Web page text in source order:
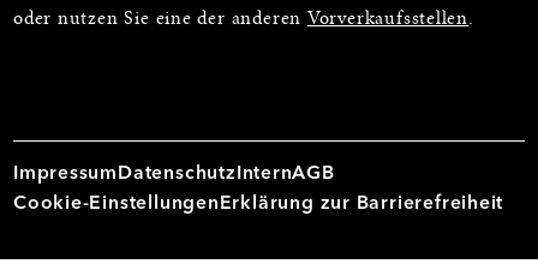
oder nutzen Sie eine der anderen Vorverkaufsstellen.
ImpressumDatenschutzInternAGB
Cookie-EinstellungenErklärung zur Barrierefreiheit